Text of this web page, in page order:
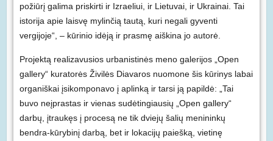
požiūrį galima priskirti ir Izraeliui, ir Lietuvai, ir Ukrainai. Tai
istorija apie laisvę mylinčią tautą, kuri negali gyventi
vergijoje“, – kūrinio idėją ir prasmę aiškina jo autorė.
Projektą realizavusios urbanistinės meno galerijos „Open
gallery“ kuratorės Živilės Diavaros nuomone šis kūrinys labai
organiškai įsikomponavo į aplinką ir tarsi ją papildė: „Tai
buvo neįprastas ir vienas sudėtingiausių „Open gallery“
darbų, įtraukęs į procesą ne tik dviejų šalių menininkų
bendra-kūrybinį darbą, bet ir lokacijų paiešką, vietinę